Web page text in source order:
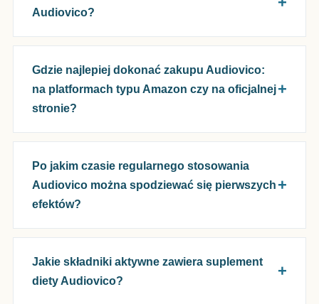
Audiovico?
Gdzie najlepiej dokonać zakupu Audiovico:
na platformach typu Amazon czy na oficjalnej
stronie?
Po jakim czasie regularnego stosowania
Audiovico można spodziewać się pierwszych
efektów?
Jakie składniki aktywne zawiera suplement
diety Audiovico?